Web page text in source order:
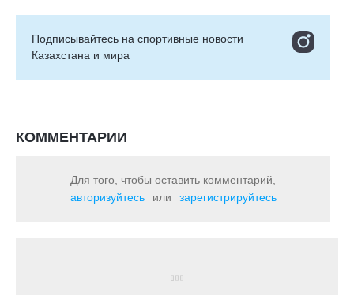
Подписывайтесь на cпортивные новости
Казахстана и мира
КОММЕНТАРИИ
Для того, чтобы оставить комментарий,
авторизуйтесь
или зарегистрируйтесь